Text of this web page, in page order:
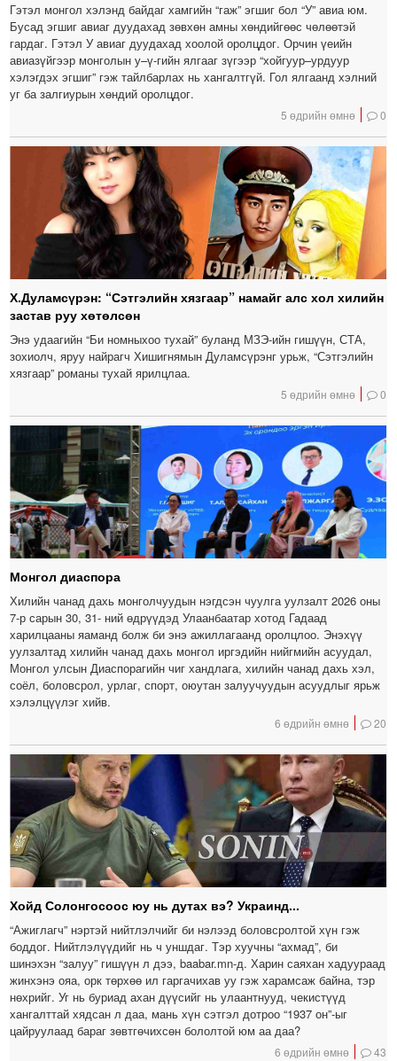
Гэтэл монгол хэлэнд байдаг хамгийн “гаж” эгшиг бол “У” авиа юм.
Бусад эгшиг авиаг дуудахад зөвхөн амны хөндийгөөс чөлөөтэй
гардаг. Гэтэл У авиаг дуудахад хоолой оролцдог. Орчин үеийн
авиазүйгээр монголын у–ү-гийн ялгааг зүгээр “хойгуур–урдуур
хэлэгдэх эгшиг” гэж тайлбарлах нь хангалтгүй. Гол ялгаанд хэлний
уг ба залгиурын хөндий оролцдог.
5 өдрийн өмнө 0
Х.Дуламсүрэн: “Сэтгэлийн хязгаар” намайг алс хол хилийн
застав руу хөтөлсөн
Энэ удаагийн “Би номныхоо тухай” буланд МЗЭ-ийн гишүүн, СТА,
зохиолч, яруу найрагч Хишигнямын Дуламсүрэнг урьж, “Сэтгэлийн
хязгаар” романы тухай ярилцлаа.
5 өдрийн өмнө 0
Монгол диаспора
Хилийн чанад дахь монголчуудын нэгдсэн чуулга уулзалт 2026 оны
7-р сарын 30, 31- ний өдрүүдэд Улаанбаатар хотод Гадаад
харилцааны яаманд болж би энэ ажиллагаанд оролцлоо. Энэхүү
уулзалтад хилийн чанад дахь монгол иргэдийн нийгмийн асуудал,
Монгол улсын Диаспорагийн чиг хандлага, хилийн чанад дахь хэл,
соёл, боловсрол, урлаг, спорт, оюутан залуучуудын асуудлыг ярьж
хэлэлцүүлэг хийв.
6 өдрийн өмнө 20
Хойд Солонгосоос юу нь дутах вэ? Украинд...
“Ажиглагч” нэртэй нийтлэлчийг би нэлээд боловсролтой хүн гэж
боддог. Нийтлэлүүдийг нь ч уншдаг. Тэр хуучны “ахмад”, би
шинэхэн “залуу” гишүүн л дээ, baabar.mn-д. Харин саяхан хадуураад
жинхэнэ ояа, орк төрхөө ил гаргачихав уу гэж харамсаж байна, тэр
нөхрийг. Уг нь буриад ахан дүүсийг нь улаантнууд, чекистүүд
хангалттай хядсан л даа, мань хүн сэтгэл дотроо “1937 он”-ыг
цайруулаад бараг зөвтгөчихсөн бололтой юм аа даа?
6 өдрийн өмнө 43